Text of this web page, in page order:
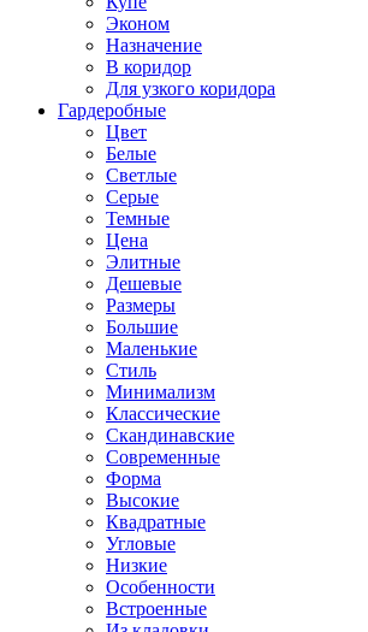
Эконом
Назначение
В коридор
Для узкого коридора
Гардеробные
Цвет
Белые
Светлые
Серые
Темные
Цена
Элитные
Дешевые
Размеры
Большие
Маленькие
Стиль
Минимализм
Классические
Скандинавские
Современные
Форма
Высокие
Квадратные
Угловые
Низкие
Особенности
Встроенные